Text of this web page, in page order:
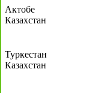
Актобе
Казахстан
Туркестан
Казахстан